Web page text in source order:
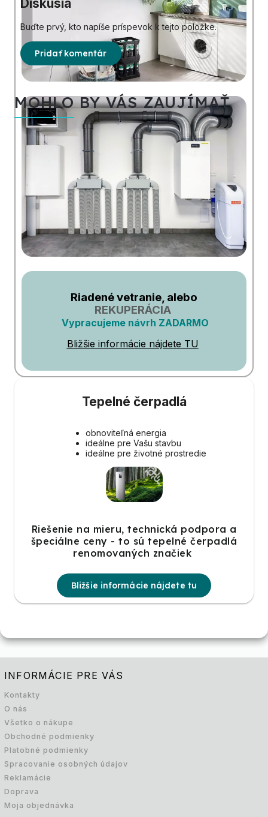
Diskusia
Buďte prvý, kto napíše príspevok k tejto položke.
Pridať komentár
MOHLO BY VÁS ZAUJÍMAŤ
Riadené vetranie, alebo
REKUPERÁCIA
Vypracujeme návrh ZADARMO
Bližšie informácie nájdete TU
Tepelné čerpadlá
obnoviteľná energia
ideálne pre Vašu stavbu
ideálne pre životné prostredie
Riešenie na mieru, technická podpora a
špeciálne ceny - to sú tepelné čerpadlá
renomovaných značiek
Bližšie informácie nájdete tu
INFORMÁCIE PRE VÁS
Kontakty
O nás
Všetko o nákupe
Obchodné podmienky
Platobné podmienky
Spracovanie osobných údajov
Reklamácie
Doprava
Moja objednávka